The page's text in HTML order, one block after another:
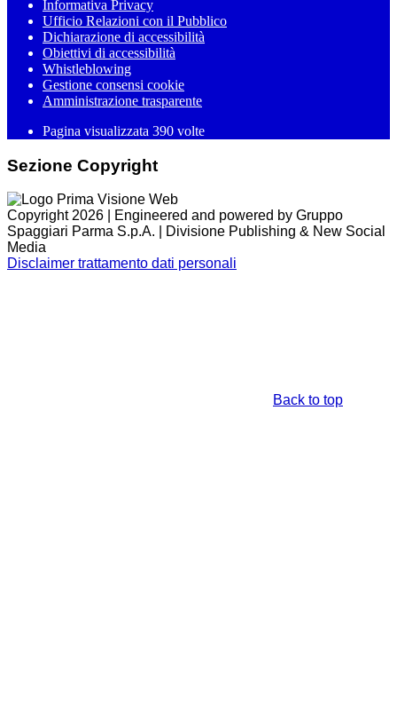
Informativa Privacy
Ufficio Relazioni con il Pubblico
Dichiarazione di accessibilità
Obiettivi di accessibilità
Whistleblowing
Gestione consensi cookie
Amministrazione trasparente
Pagina visualizzata 390 volte
Sezione Copyright
Copyright 2026 | Engineered and powered by Gruppo
Spaggiari Parma S.p.A. | Divisione Publishing & New Social
Media
Disclaimer trattamento dati personali
Back to top